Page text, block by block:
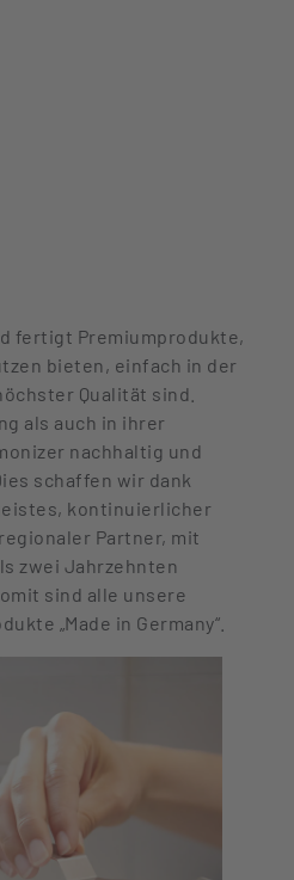
fertigt Premiumprodukte,
bieten, einfach in der
Qualität sind.
als auch in ihrer
nachhaltig und
schaffen wir dank
kontinuierlicher
Partner, mit
zwei Jahrzehnten
sind alle unsere
„Made in Germany“.